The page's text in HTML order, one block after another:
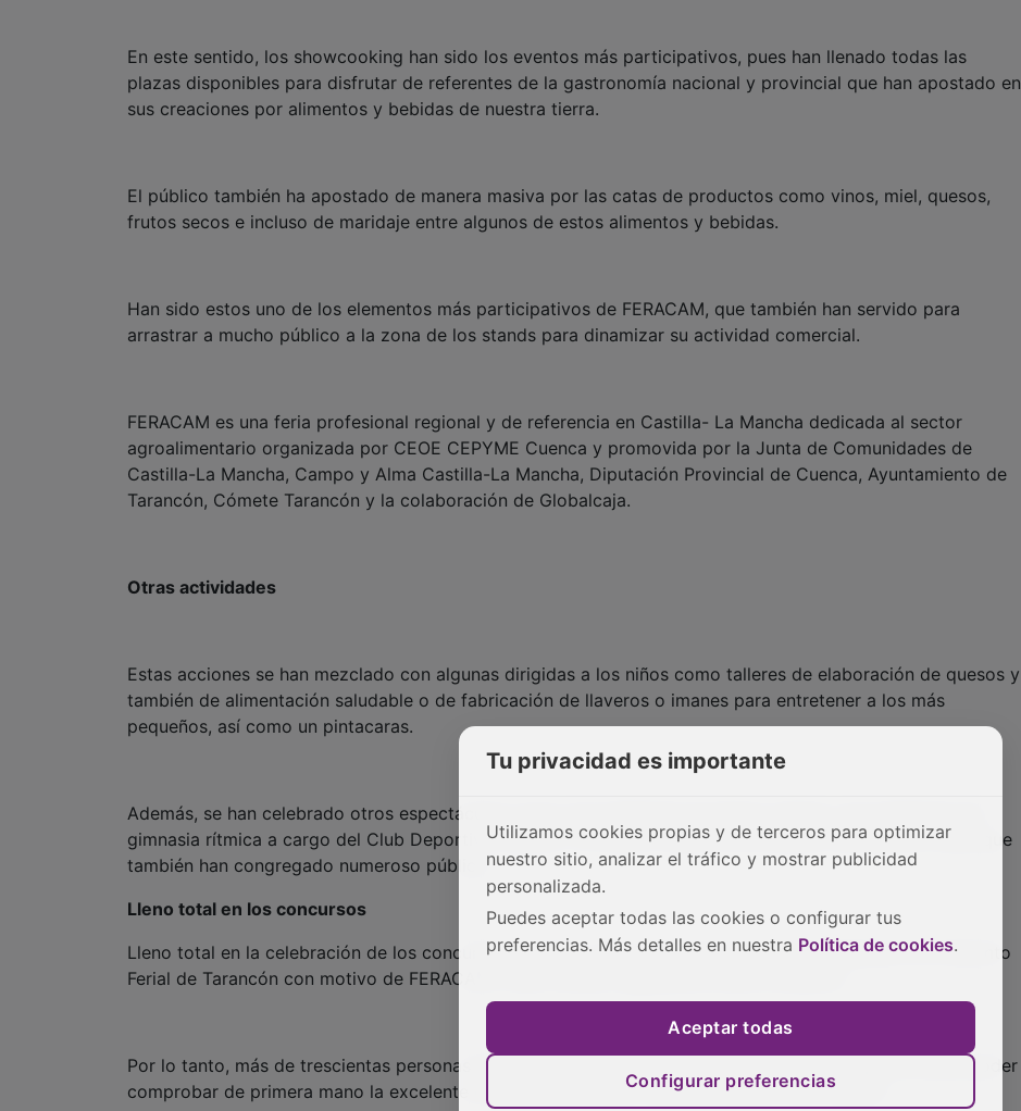
En este sentido, los showcooking han sido los eventos más participativos, pues han llenado todas las
plazas disponibles para disfrutar de referentes de la gastronomía nacional y provincial que han apostado en
sus creaciones por alimentos y bebidas de nuestra tierra.
El público también ha apostado de manera masiva por las catas de productos como vinos, miel, quesos,
frutos secos e incluso de maridaje entre algunos de estos alimentos y bebidas.
Han sido estos uno de los elementos más participativos de FERACAM, que también han servido para
arrastrar a mucho público a la zona de los stands para dinamizar su actividad comercial.
FERACAM es una feria profesional regional y de referencia en Castilla- La Mancha dedicada al sector
agroalimentario organizada por CEOE CEPYME Cuenca y promovida por la Junta de Comunidades de
Castilla-La Mancha, Campo y Alma Castilla-La Mancha, Diputación Provincial de Cuenca, Ayuntamiento de
Tarancón, Cómete Tarancón y la colaboración de Globalcaja.
Otras actividades
Estas acciones se han mezclado con algunas dirigidas a los niños como talleres de elaboración de quesos y
también de alimentación saludable o de fabricación de llaveros o imanes para entretener a los más
pequeños, así como un pintacaras.
Además, se han celebrado otros espectáculos como una exhibición de danza urbana, una exhibición de
gimnasia rítmica a cargo del Club Deportivo Huécar o un teatro infantil en el exterior del Recinto Ferial que
también han congregado numeroso público.
Lleno total en los concursos
Lleno total en la celebración de los concursos de tapas, vinos y quesos que se han celebrado en el Recinto
Ferial de Tarancón con motivo de FERACAM y que incluían degustación para el público.
Por lo tanto, más de trescientas personas han abarrotado en tres ocasiones el área de negocios para poder
comprobar de primera mano la excelente calidad del producto agroalimentario de la región.
Tu privacidad es importante
Utilizamos cookies propias y de terceros para optimizar
nuestro sitio, analizar el tráfico y mostrar publicidad
personalizada.
Puedes aceptar todas las cookies o configurar tus
preferencias. Más detalles en nuestra Política de cookies.
Aceptar todas
Configurar preferencias